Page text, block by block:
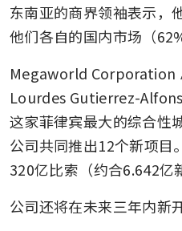
东南亚的商界领袖表示，
他们各自的国内市场（
Megaworld Corporation
Lourdes Gutierrez-
这家菲律宾最大的综合性
公司共同推出12个新项目
320亿比索（约合6.642亿
公司还将在未来三年内新